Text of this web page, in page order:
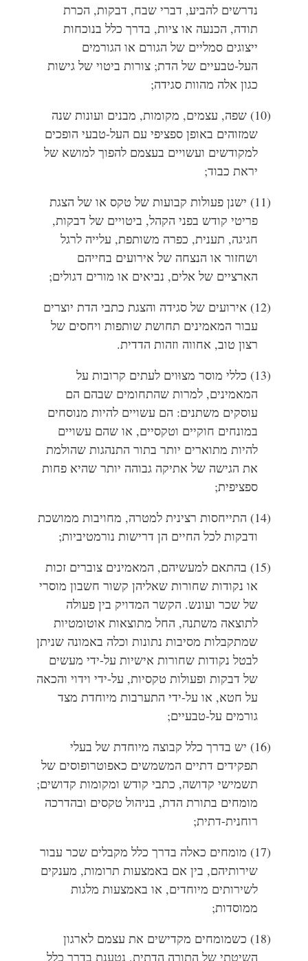
נדרשים להביע, דברי שבח, דבקות, הכרת
תודה, הכנעה או ציות, בדרך כלל בנוכחות
ייצוגים סמליים של הגורם או הגורמים
העל-טבעיים של הדת; צורות ביטוי של גישות
כגון אלה מהוות סגידה;
(10) שפה, עצמים, מקומות, מבנים ועונות שנה
שמזוהים באופן ספציפי עם העל-טבעי הופכים
למקודשים ועשויים בעצמם להפוך למושא של
יראת כבוד;
(11) ישנן פעולות קבועות של טקס או של הצגת
פריטי קודש בפני הקהל, ביטויים של דבקות,
חגיגה, תענית, כפרה משותפת, עלייה לרגל
ושחזור או הנצחה של אירועים בחייהם
הארציים של אלים, נביאים או מורים דגולים;
(12) אירועים של סגידה והצגת כתבי הדת יוצרים
עבור המאמינים תחושת שותפות ויחסים של
רצון טוב, אחווה וזהות הדדית.
(13) כללי מוסר מצוּוים לעתים קרובות על
המאמינים, למרות שהתחומים שבהם הם
עוסקים משתנים: הם עשויים להיות מנוסחים
במונחים חוקיים וטקסיים, או שהם עשויים
להיות מתוארים יותר בתור התנהגות שהולמת
את הגישה של אתיקה גבוהה יותר שהיא פחות
ספציפית;
(14) התייחסות רצינית למטרה, מחויבות ממושכת
ודבקות לכל החיים הן דרישות נורמטיביות;
(15) בהתאם למעשיהם, המאמינים צוברים זכות
או נקודות שחורות שאליהן קשור חשבון מוסרי
של שכר ועונש. הקשר המדויק בין פעולה
לתוצאה משתנה, החל מתוצאות אוטומטיות
שמתקבלות מסיבות נתונות וכלה באמונה שניתן
לבטל נקודות שחורות אישיות על-ידי מעשים
של דבקות ופעולות טקסיות, על-ידי וידוי והכאה
על חטא, או על-ידי התערבות מיוחדת מצד
גורמים על-טבעיים;
(16) יש בדרך כלל קבוצה מיוחדת של בעלי
תפקידים דתיים המשמשים כאפוטרופוסים של
תשמישי קדושה, כתבי קודש ומקומות קדושים;
מומחים בתורת הדת, בניהול טקסים ובהדרכה
רוחנית-דתית;
(17) מומחים כאלה בדרך כלל מקבלים שכר עבור
שירותיהם, בין אם באמצעות תרומות, מענקים
לשירותים מיוחדים, או באמצעות מלגות
ממוסדות;
(18) כשמומחים מקדישים את עצמם לארגון
השיטתי של התורה הדתית, נטענת בדרך כלל